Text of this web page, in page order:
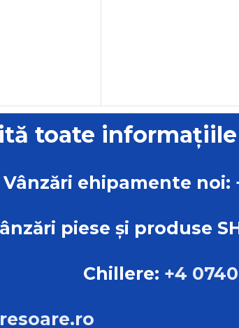
toate
Vânzări ehipamente noi:
piese și produse
Chillere: +4 0740